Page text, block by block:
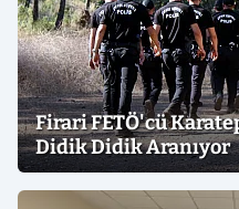
Firari FETÖ'cü
Didik Didik Aranıyor